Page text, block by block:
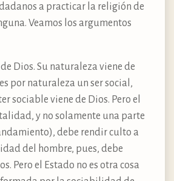
a practicar la religión de
Veamos los argumentos
Dios. Su naturaleza viene de
por naturaleza un ser social,
sociable viene de Dios. Pero el
y no solamente una parte
debe rendir culto a
del hombre, pues, debe
Pero el Estado no es otra cosa